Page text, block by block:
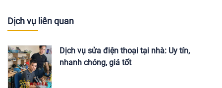
Dịch vụ liên quan
Dịch vụ sửa điện thoại tại nhà: Uy tín,
nhanh chóng, giá tốt